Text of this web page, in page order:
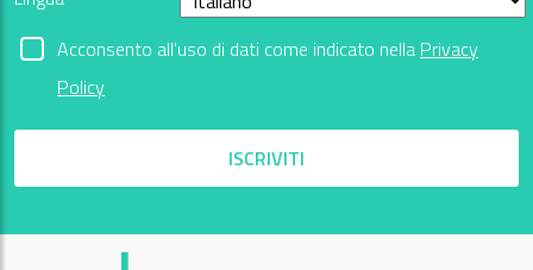
Acconsento all'uso di dati come indicato nella Privacy
Policy
ISCRIVITI